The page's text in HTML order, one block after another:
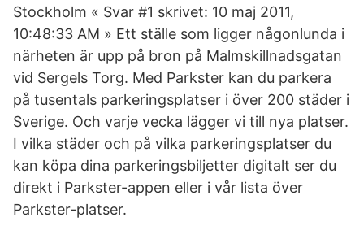
Stockholm « Svar #1 skrivet: 10 maj 2011,
10:48:33 AM » Ett ställe som ligger någonlunda i
närheten är upp på bron på Malmskillnadsgatan
vid Sergels Torg. Med Parkster kan du parkera
på tusentals parkeringsplatser i över 200 städer i
Sverige. Och varje vecka lägger vi till nya platser.
I vilka städer och på vilka parkeringsplatser du
kan köpa dina parkeringsbiljetter digitalt ser du
direkt i Parkster-appen eller i vår lista över
Parkster-platser.